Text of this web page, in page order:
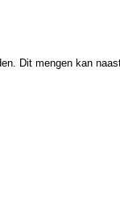
Dit mengen kan